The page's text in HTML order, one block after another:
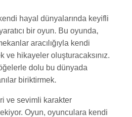
hayal dünyalarında keyifli
bir oyun. Bu oyunda,
aracılığıyla kendi
ve hikayeler oluşturacaksınız.
dolu bu dünyada
biriktirmek.
ve sevimli karakter
Oyun, oyunculara kendi